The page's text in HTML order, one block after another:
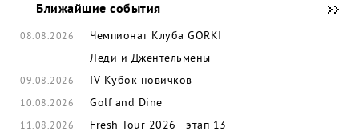
Ближайшие события
08.08.2026
Чемпионат Клуба GORKI
Леди и Джентельмены
09.08.2026 IV Кубок новичков
10.08.2026 Golf and Dine
11.08.2026 Fresh Tour 2026 - этап 13